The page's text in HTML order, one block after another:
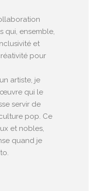
qui, ensemble,
et
pour
artiste, je
qui le
servir de
pop. Ce
et nobles,
quand je